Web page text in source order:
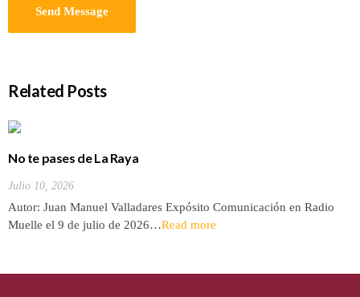
Related Posts
No te pases de La Raya
Julio 10, 2026
Autor: Juan Manuel Valladares Expósito Comunicación en Radio
Muelle el 9 de julio de 2026…Read more